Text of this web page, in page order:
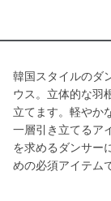
韓国スタイルのダ
ウス。立体的な羽
立てます。軽やか
一層引き立てるア
を求めるダンサー
めの必須アイテム